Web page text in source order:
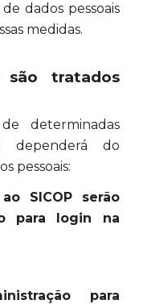
dados pessoais
medidas.
são tratados
determinadas
dependerá do
pessoais:
SICOP serão
para login na
para